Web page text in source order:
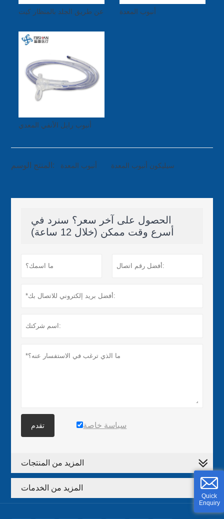
Quick
Enquiry
عن طريق الجلد بالمنظار كيت أنبوب المعدة
أنبوب رايل الأنفي المعدي
المنتج الوسم: أنبوب المعدة سيليكون أنبوب المعدة
الحصول على آخر سعر؟ سنرد في
أسرع وقت ممكن (خلال 12 ساعة)
تقدم سياسة خاصة
المزيد من المنتجات
المزيد من الخدمات